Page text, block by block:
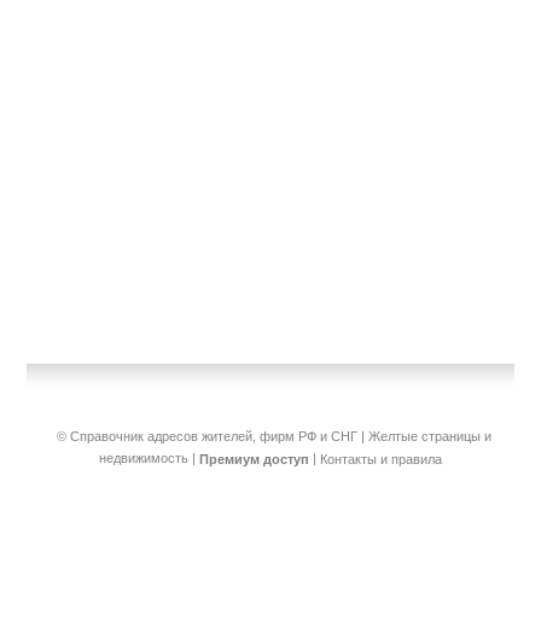
© Справочник адресов жителей, фирм РФ и СНГ | Желтые страницы и
недвижимость | Премиум доступ | Контакты и правила